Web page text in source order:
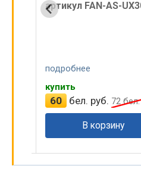
артикул FAN-AS-
подробнее
купить
60 бел. руб. 72бел.
В корзину